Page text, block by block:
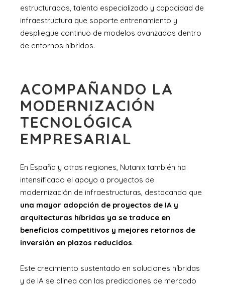
estructurados, talento especializado y capacidad de
infraestructura que soporte entrenamiento y
despliegue continuo de modelos avanzados dentro
de entornos híbridos.
ACOMPAÑANDO LA
MODERNIZACIÓN
TECNOLÓGICA
EMPRESARIAL
En España y otras regiones, Nutanix también ha
intensificado el apoyo a proyectos de
modernización de infraestructuras, destacando que
una mayor adopción de proyectos de IA y
arquitecturas híbridas ya se traduce en
beneficios competitivos y mejores retornos de
inversión en plazos reducidos.
Este crecimiento sustentado en soluciones híbridas
y de IA se alinea con las predicciones de mercado